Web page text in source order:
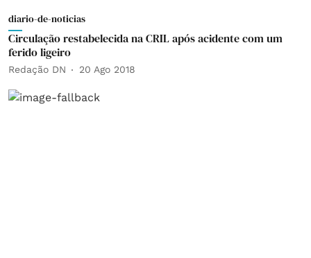
diario-de-noticias
Circulação restabelecida na CRIL após acidente com um
ferido ligeiro
Redação DN 20 Ago 2018